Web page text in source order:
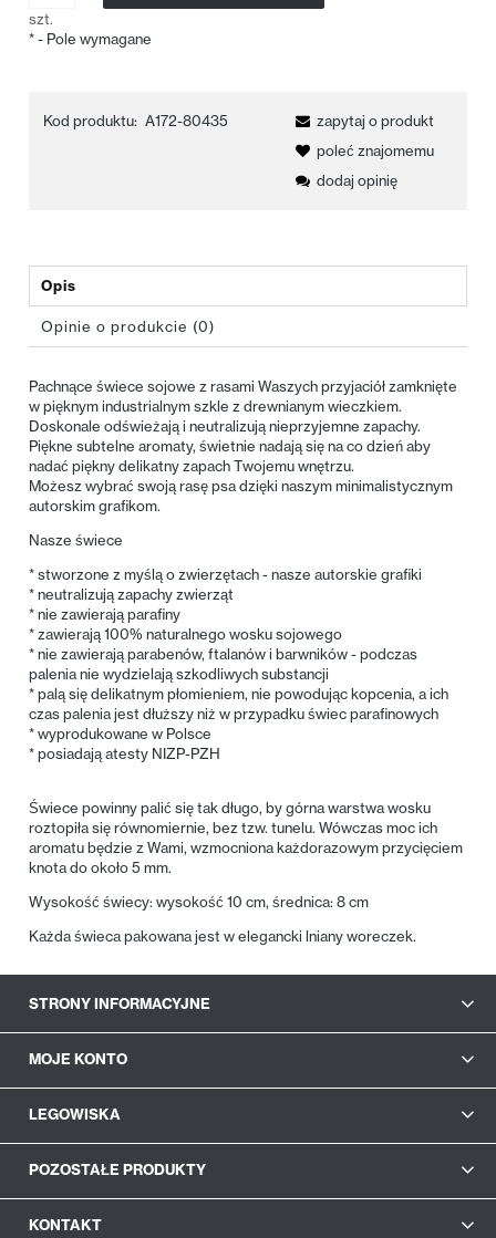
szt.
*- Pole wymagane
Kod produktu: A172-80435
zapytaj o produkt
poleć znajomemu
dodaj opinię
Opis
Opinie o produkcie (0)
Pachnące świece sojowe z rasami Waszych przyjaciół zamknięte
w pięknym industrialnym szkle z drewnianym wieczkiem.
Doskonale odświeżają i neutralizują nieprzyjemne zapachy.
Piękne subtelne aromaty, świetnie nadają się na co dzień aby
nadać piękny delikatny zapach Twojemu wnętrzu.
Możesz wybrać swoją rasę psa dzięki naszym minimalistycznym
autorskim grafikom.
Nasze świece
* stworzone z myślą o zwierzętach - nasze autorskie grafiki
* neutralizują zapachy zwierząt
* nie zawierają parafiny
* zawierają 100% naturalnego wosku sojowego
* nie zawierają parabenów, ftalanów i barwników - podczas
palenia nie wydzielają szkodliwych substancji
* palą się delikatnym płomieniem, nie powodując kopcenia, a ich
czas palenia jest dłuższy niż w przypadku świec parafinowych
* wyprodukowane w Polsce
* posiadają atesty NIZP-PZH
Świece powinny palić się tak długo, by górna warstwa wosku
roztopiła się równomiernie, bez tzw. tunelu. Wówczas moc ich
aromatu będzie z Wami, wzmocniona każdorazowym przycięciem
knota do około 5 mm.
Wysokość świecy: wysokość 10 cm, średnica: 8 cm
Każda świeca pakowana jest w elegancki lniany woreczek.
STRONY INFORMACYJNE
MOJE KONTO
LEGOWISKA
POZOSTAŁE PRODUKTY
KONTAKT